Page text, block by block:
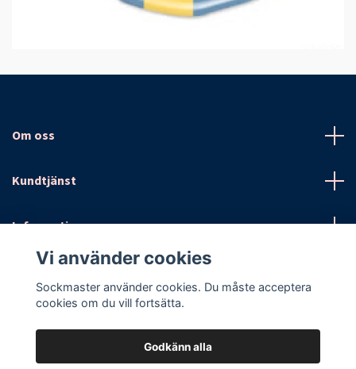
Om oss
Kundtjänst
Information
Vi använder cookies
Sockmaster använder cookies. Du måste acceptera
cookies om du vill fortsätta.
Godkänn alla